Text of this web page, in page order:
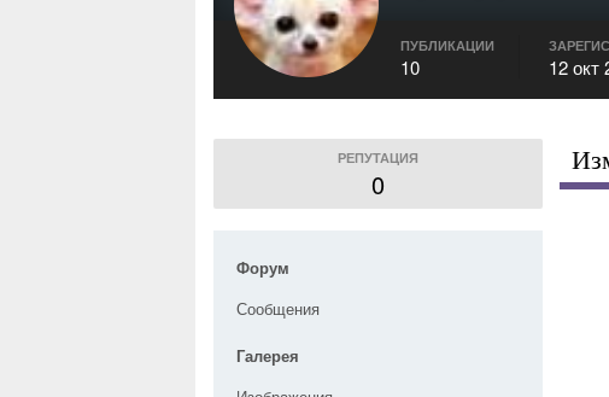
ПУБЛИКАЦИИ
10 12 окт
РЕПУТАЦИЯ
0
Форум
Сообщения
Галерея